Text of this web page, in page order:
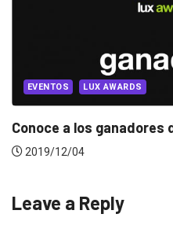
EVENTOS LUX AWARDS
Conoce a los ganadores
2019/12/04
Leave a Reply